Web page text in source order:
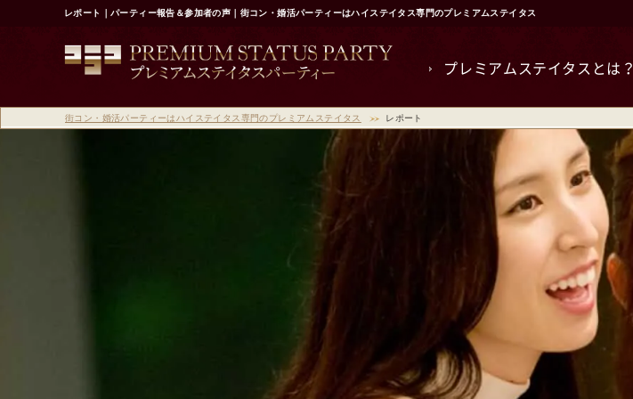
レポート｜パーティー報告＆参加者の声｜街コン・婚活パーティーはハイステイタス専門のプレミアムステイタス
プレミアムステイタスとは？
街コン・婚活パーティーはハイステイタス専門のプレミアムステイタス レポート